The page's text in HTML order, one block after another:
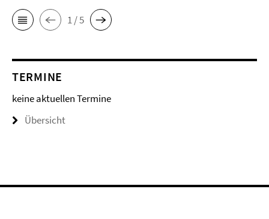
1 / 5
TERMINE
keine aktuellen Termine
Übersicht